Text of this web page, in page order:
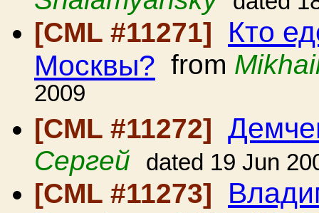
[CML #11271] Кто
Москвы? from
2009
[CML #11272]
Сергей dated 19 Jun
[CML #11273]